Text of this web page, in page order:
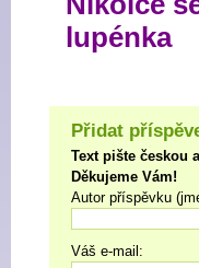
lupénka
Přidat
Text pište českou
Děkujeme Vám!
Autor příspěvku
Váš e-mail: